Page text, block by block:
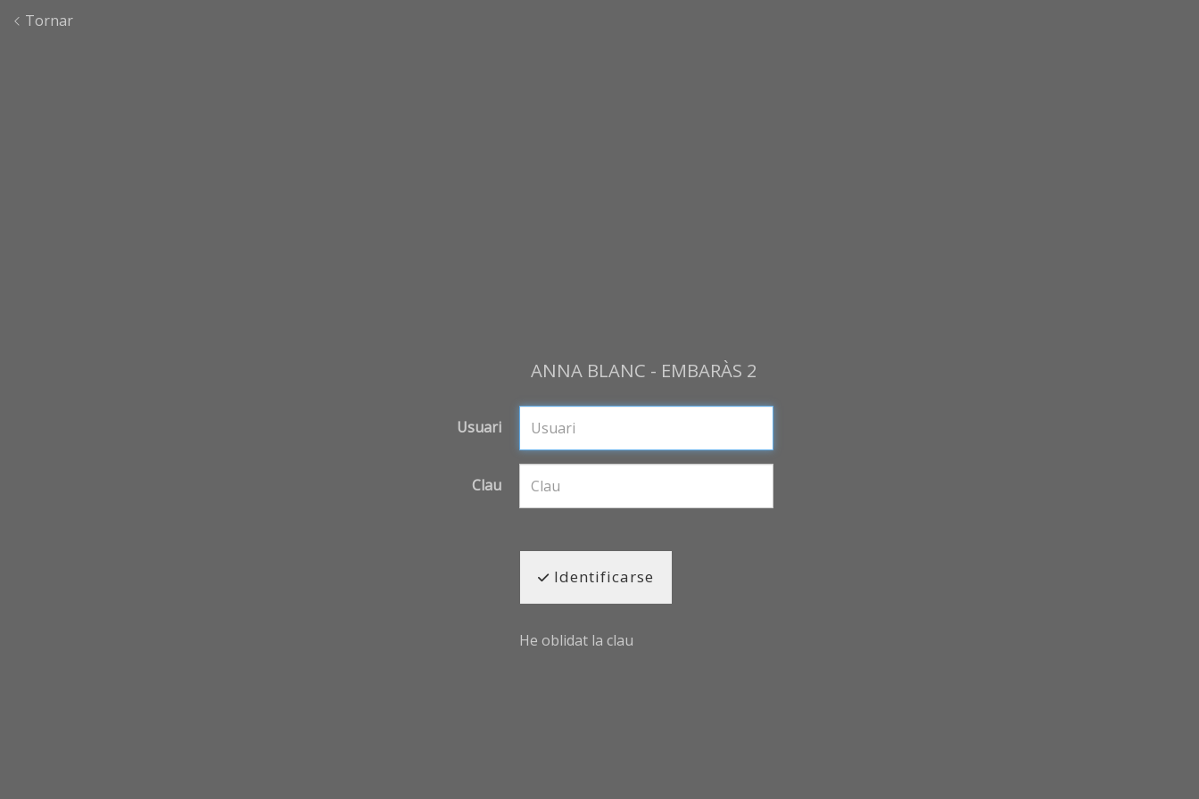
Tornar
ANNA BLANC - EMBARÀS 2
Usuari
Clau
Identificarse
He oblidat la clau